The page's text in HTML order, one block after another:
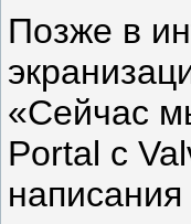
Позже в
«Сейчас
Portal с